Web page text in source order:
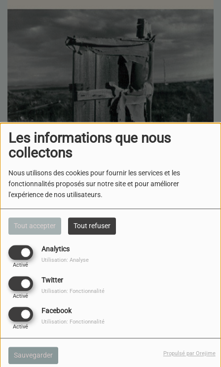
Les informations que nous
collectons
Nous utilisons des cookies pour fournir les services et les
fonctionnalités proposés sur notre site et pour améliorer
l'expérience de nos utilisateurs.
Tout accepter Tout refuser
Analytics
Activé
Utilisation: Analyse
Twitter
Activé
Utilisation: Fonctionnalité
Facebook
Activé
Utilisation: Fonctionnalité
Sauvegarder Propulsé par Orejime
05 NOVEMBRE 2025
ÉCOUTER LE PODCAST
« Déportés pour
l’éternité.Survivre à l’exil stalinien, 1939-1991 »
Un livre d’Alain Blum et de Emilia Koustouva paru en 2024
aux éditions de